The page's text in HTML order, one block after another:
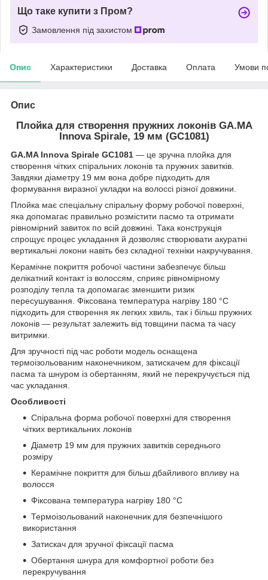
Що таке купити з Пром?
Замовлення під захистом
Опис Характеристики Доставка Оплата Умови
Опис
Плойка для створення пружних локонів GA.MA
Innova Spirale, 19 мм (GC1081)
GA.MA Innova Spirale GC1081 — це зручна плойка для
створення чітких спіральних локонів та пружних завитків.
Завдяки діаметру 19 мм вона добре підходить для
формування виразної укладки на волоссі різної довжини.
Плойка має спеціальну спіральну форму робочої поверхні,
яка допомагає правильно розмістити пасмо та отримати
рівномірний завиток по всій довжині. Така конструкція
спрощує процес укладання й дозволяє створювати акуратні
вертикальні локони навіть без складної техніки накручування.
Керамічне покриття робочої частини забезпечує більш
делікатний контакт із волоссям, сприяє рівномірному
розподілу тепла та допомагає зменшити ризик
пересушування. Фіксована температура нагріву 180 °C
підходить для створення як легких хвиль, так і більш пружних
локонів — результат залежить від товщини пасма та часу
витримки.
Для зручності під час роботи модель оснащена
термоізольованим наконечником, затискачем для фіксації
пасма та шнуром із обертанням, який не перекручується під
час укладання.
Особливості
Спіральна форма робочої поверхні для створення
чітких вертикальних локонів
Діаметр 19 мм для пружних завитків середнього
розміру
Керамічне покриття для більш дбайливого впливу на
волосся
Фіксована температура нагріву 180 °C
Термоізольований наконечник для безпечнішого
використання
Затискач для зручної фіксації пасма
Обертання шнура для комфортної роботи без
перекручування